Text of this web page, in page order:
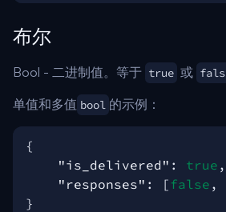
布尔
Bool - 二进制值。等于 true 或
单值和多值 bool 的示例：
{
"is_delivered" : true ,
"responses" : [false ,
}